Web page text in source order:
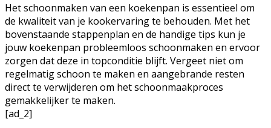
Het schoonmaken van een koekenpan is essentieel om
de kwaliteit van je kookervaring te behouden. Met het
bovenstaande stappenplan en de handige tips kun je
jouw koekenpan probleemloos schoonmaken en ervoor
zorgen dat deze in topconditie blijft. Vergeet niet om
regelmatig schoon te maken en aangebrande resten
direct te verwijderen om het schoonmaakproces
gemakkelijker te maken.
[ad_2]